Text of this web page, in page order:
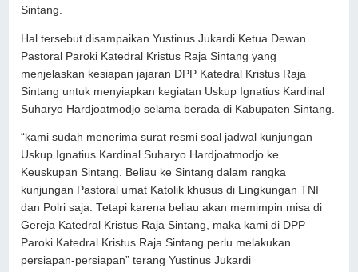
Sintang.
Hal tersebut disampaikan Yustinus Jukardi Ketua Dewan
Pastoral Paroki Katedral Kristus Raja Sintang yang
menjelaskan kesiapan jajaran DPP Katedral Kristus Raja
Sintang untuk menyiapkan kegiatan Uskup Ignatius Kardinal
Suharyo Hardjoatmodjo selama berada di Kabupaten Sintang.
“kami sudah menerima surat resmi soal jadwal kunjungan
Uskup Ignatius Kardinal Suharyo Hardjoatmodjo ke
Keuskupan Sintang. Beliau ke Sintang dalam rangka
kunjungan Pastoral umat Katolik khusus di Lingkungan TNI
dan Polri saja. Tetapi karena beliau akan memimpin misa di
Gereja Katedral Kristus Raja Sintang, maka kami di DPP
Paroki Katedral Kristus Raja Sintang perlu melakukan
persiapan-persiapan” terang Yustinus Jukardi